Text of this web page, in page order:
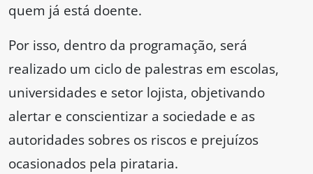
quem já está doente.
Por isso, dentro da programação, será
realizado um ciclo de palestras em escolas,
universidades e setor lojista, objetivando
alertar e conscientizar a sociedade e as
autoridades sobres os riscos e prejuízos
ocasionados pela pirataria.